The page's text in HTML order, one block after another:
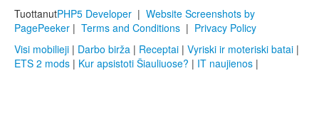
TuottanutPHP5 Developer | Website Screenshots by
PagePeeker | Terms and Conditions | Privacy Policy
Visi mobilieji | Darbo birža | Receptai | Vyriski ir moteriski batai |
ETS 2 mods | Kur apsistoti Šiauliuose? | IT naujienos |